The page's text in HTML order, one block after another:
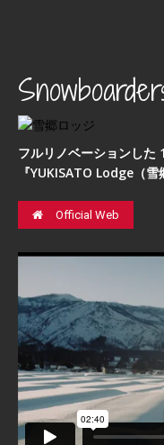
フルリノベーションした
『YUKISATO Lodge（雪
Official Web